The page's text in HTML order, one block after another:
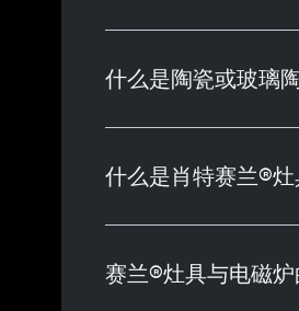
什么是陶瓷或玻璃
什么是肖特赛兰®灶
赛兰®灶具与电磁炉